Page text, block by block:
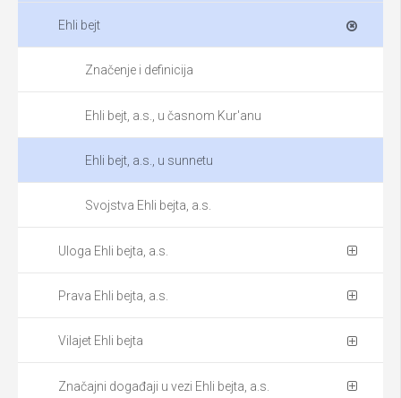
Ehli bejt
Značenje i definicija
Ehli bejt, a.s., u časnom Kur'anu
Ehli bejt, a.s., u sunnetu
Svojstva Ehli bejta, a.s.
Uloga Ehli bejta, a.s.
Prava Ehli bejta, a.s.
Vilajet Ehli bejta
Značajni događaji u vezi Ehli bejta, a.s.